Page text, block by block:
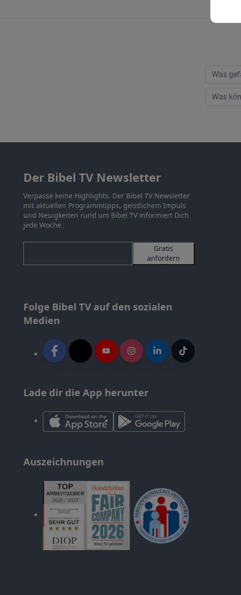
Der Bibel TV Newsletter
Verpasse keine Highlights. Der Bibel TV Newsletter
mit aktuellen Programmtipps, geistlichem Impuls
und Neuigkeiten rund um Bibel TV informiert Dich
jede Woche.
Gratis
anfordern
Folge Bibel TV auf den sozialen
Medien
Lade dir die App herunter
Auszeichnungen